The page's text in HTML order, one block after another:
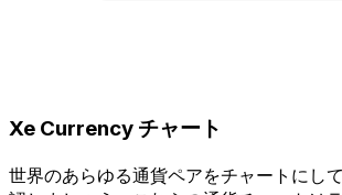
Xe Currency チャート
世界のあらゆる通貨ペアをチャートにし